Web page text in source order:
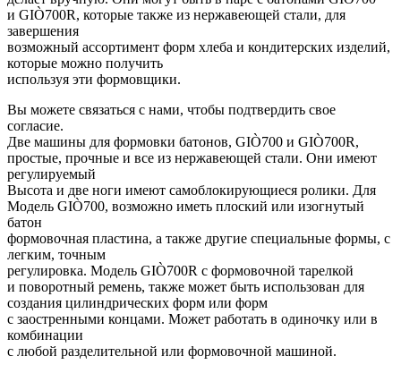
и GIÒ700R, которые также из нержавеющей стали, для
завершения
возможный ассортимент форм хлеба и кондитерских изделий,
которые можно получить
используя эти формовщики.
Вы можете связаться с нами, чтобы подтвердить свое
согласие.
Две машины для формовки батонов, GIÒ700 и GIÒ700R,
простые, прочные и все из нержавеющей стали. Они имеют
регулируемый
Высота и две ноги имеют самоблокирующиеся ролики. Для
Модель GIÒ700, возможно иметь плоский или изогнутый
батон
формовочная пластина, а также другие специальные формы, с
легким, точным
регулировка. Модель GIÒ700R с формовочной тарелкой
и поворотный ремень, также может быть использован для
создания цилиндрических форм или форм
с заостренными концами. Может работать в одиночку или в
комбинации
с любой разделительной или формовочной машиной.